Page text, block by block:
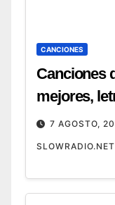
CANCIONES
Canciones
mejores,
7 AGOSTO,
SLOWRADIO.NET